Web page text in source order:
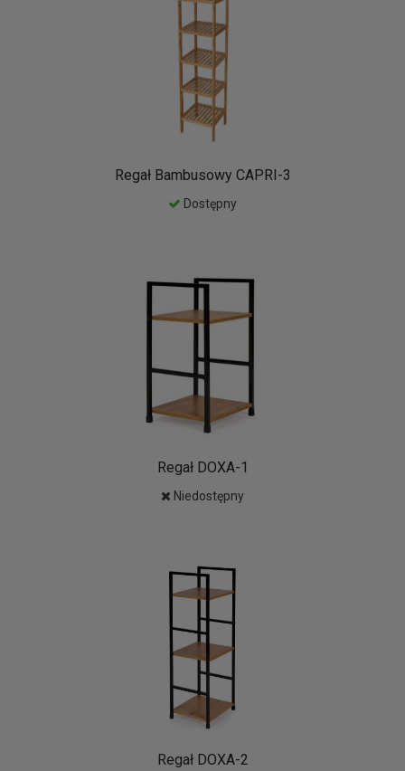
Regał Bambusowy CAPRI-3
Dostępny
Regał DOXA-1
Niedostępny
Regał DOXA-2